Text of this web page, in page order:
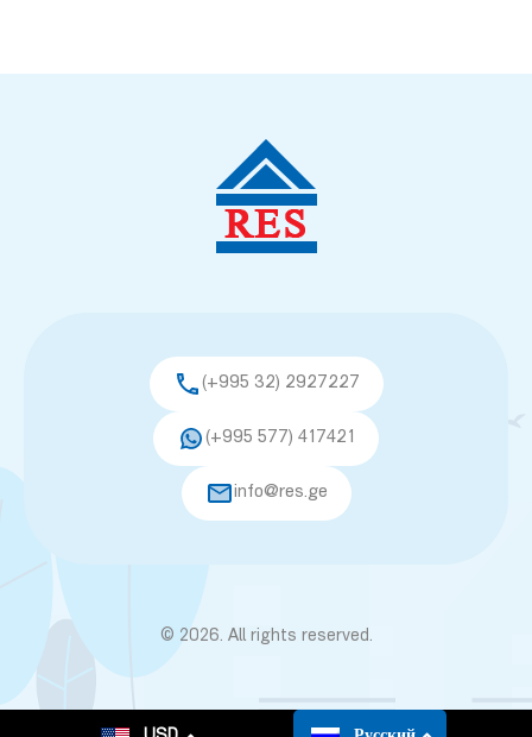
(+995 32) 2927227
(+995 577) 417421
info@res.ge
© 2026. All rights reserved.